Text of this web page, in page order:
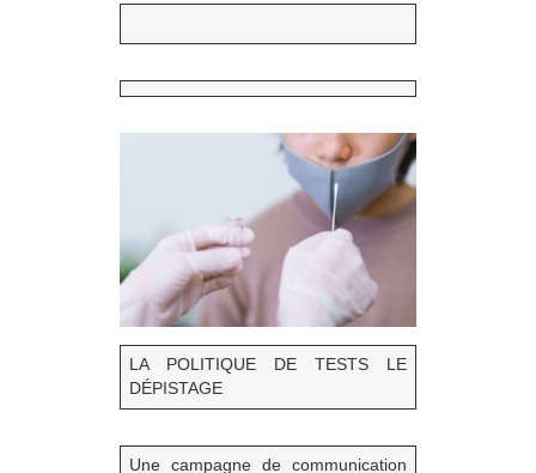
LA POLITIQUE DE TESTS LE
DÉPISTAGE
Une campagne de communication